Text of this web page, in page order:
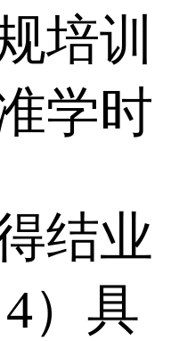
培训
学时
结业
）具